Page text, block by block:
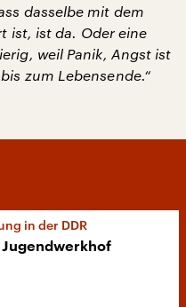
dasselbe mit dem
ist, ist da. Oder eine
weil Panik, Angst ist
zum Lebensende.“
in der DDR
Jugendwerkhof